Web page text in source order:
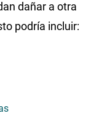
dañar a otra
podría incluir: